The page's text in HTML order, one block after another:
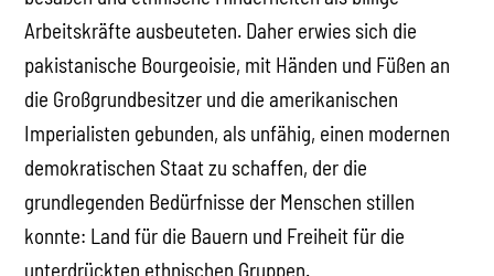
Arbeitskräfte ausbeuteten. Daher erwies sich die
pakistanische Bourgeoisie, mit Händen und Füßen an
die Großgrundbesitzer und die amerikanischen
Imperialisten gebunden, als unfähig, einen modernen
demokratischen Staat zu schaffen, der die
grundlegenden Bedürfnisse der Menschen stillen
konnte: Land für die Bauern und Freiheit für die
unterdrückten ethnischen Gruppen.